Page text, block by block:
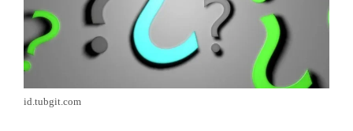
id.tubgit.com